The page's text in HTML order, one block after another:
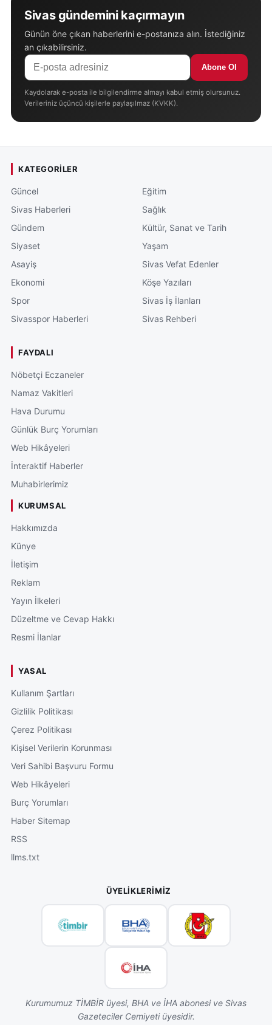
Sivas gündemini kaçırmayın
Günün öne çıkan haberlerini e-postanıza alın. İstediğiniz
an çıkabilirsiniz.
Abone Ol
Kaydolarak e-posta ile bilgilendirme almayı kabul etmiş olursunuz.
Verileriniz üçüncü kişilerle paylaşılmaz (KVKK).
KATEGORILER
Güncel
Sivas Haberleri
Gündem
Siyaset
Asayiş
Ekonomi
Spor
Sivasspor Haberleri
Eğitim
Sağlık
Kültür, Sanat ve Tarih
Yaşam
Sivas Vefat Edenler
Köşe Yazıları
Sivas İş İlanları
Sivas Rehberi
FAYDALI
Nöbetçi Eczaneler
Namaz Vakitleri
Hava Durumu
Günlük Burç Yorumları
Web Hikâyeleri
İnteraktif Haberler
Muhabirlerimiz
KURUMSAL
Hakkımızda
Künye
İletişim
Reklam
Yayın İlkeleri
Düzeltme ve Cevap Hakkı
Resmi İlanlar
YASAL
Kullanım Şartları
Gizlilik Politikası
Çerez Politikası
Kişisel Verilerin Korunması
Veri Sahibi Başvuru Formu
Web Hikâyeleri
Burç Yorumları
Haber Sitemap
RSS
llms.txt
ÜYELIKLERIMIZ
Kurumumuz TİMBİR üyesi, BHA ve İHA abonesi ve Sivas
Gazeteciler Cemiyeti üyesidir.